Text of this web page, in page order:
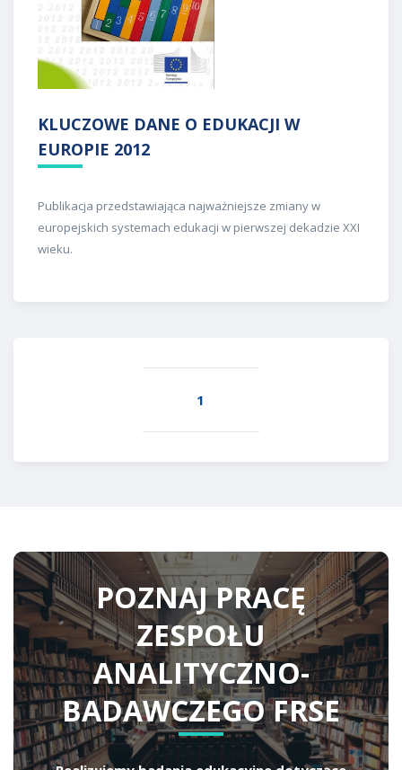
KLUCZOWE DANE O EDUKACJI W
EUROPIE 2012
Publikacja przedstawiająca najważniejsze zmiany w
europejskich systemach edukacji w pierwszej dekadzie XXI
wieku.
1
POZNAJ PRACĘ
ZESPOŁU
ANALITYCZNO-
BADAWCZEGO FRSE